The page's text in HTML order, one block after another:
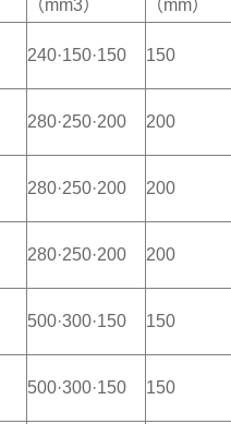
（mm3）
（mm）
240·150·150 150
280·250·200 200
280·250·200 200
280·250·200 200
500·300·150 150
500·300·150 150